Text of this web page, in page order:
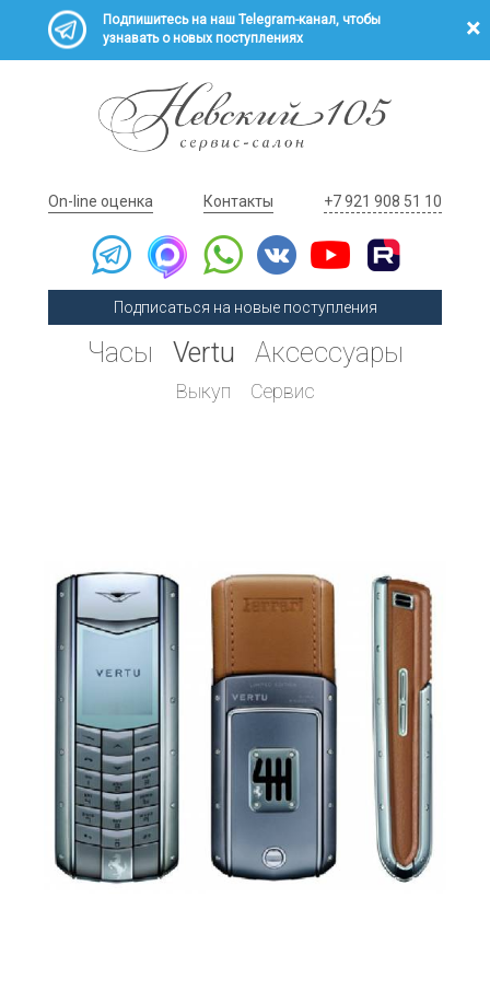
Подпишитесь на наш Telegram-канал, чтобы
узнавать о новых поступлениях
On-line оценка Контакты +7 921 908 51 10
Подписаться на новые поступления
Часы Vertu Аксессуары
Выкуп Сервис